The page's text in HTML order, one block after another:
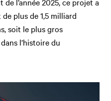
plus de 1,5 milliard
soit le plus gros
l’histoire du